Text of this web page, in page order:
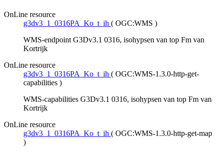
OnLine resource
g3dv3_1_0316PA_Ko_t_ih ( OGC:WMS )
WMS-endpoint G3Dv3.1 0316, isohypsen van top Fm van
Kortrijk
OnLine resource
g3dv3_1_0316PA_Ko_t_ih ( OGC:WMS-1.3.0-http-get-
capabilities )
WMS-capabilities G3Dv3.1 0316, isohypsen van top Fm van
Kortrijk
OnLine resource
g3dv3_1_0316PA_Ko_t_ih ( OGC:WMS-1.3.0-http-get-map
)